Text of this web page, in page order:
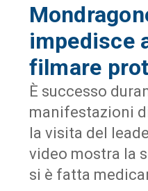
impedisce
filmare
È successo
manifestazioni
la visita del
video mostra la
si è fatta